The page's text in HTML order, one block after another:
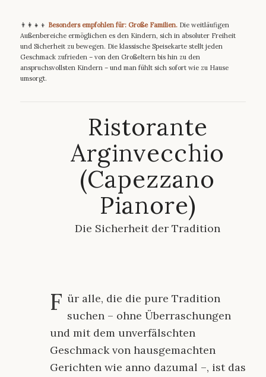
👨‍👩‍👧‍👦 Besonders empfohlen für: Große Familien.Die weitläufigen
Außenbereiche ermöglichen es den Kindern, sich in absoluter Freiheit
und Sicherheit zu bewegen. Die klassische Speisekarte stellt jeden
Geschmack zufrieden – von den Großeltern bis hin zu den
anspruchsvollsten Kindern – und man fühlt sich sofort wie zu Hause
umsorgt.
Ristorante
Arginvecchio
(Capezzano
Pianore)
Die Sicherheit der Tradition
F ür alle, die die pure Tradition
suchen – ohne Überraschungen
und mit dem unverfälschten
Geschmack von hausgemachten
Gerichten wie anno dazumal –, ist das